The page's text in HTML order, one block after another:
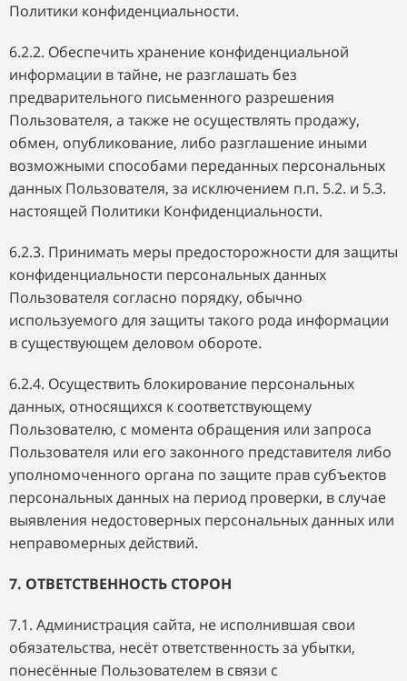
Политики конфиденциальности.
6.2.2. Обеспечить хранение конфиденциальной
информации в тайне, не разглашать без
предварительного письменного разрешения
Пользователя, а также не осуществлять продажу,
обмен, опубликование, либо разглашение иными
возможными способами переданных персональных
данных Пользователя, за исключением п.п. 5.2. и 5.3.
настоящей Политики Конфиденциальности.
6.2.3. Принимать меры предосторожности для защиты
конфиденциальности персональных данных
Пользователя согласно порядку, обычно
используемого для защиты такого рода информации
в существующем деловом обороте.
6.2.4. Осуществить блокирование персональных
данных, относящихся к соответствующему
Пользователю, с момента обращения или запроса
Пользователя или его законного представителя либо
уполномоченного органа по защите прав субъектов
персональных данных на период проверки, в случае
выявления недостоверных персональных данных или
неправомерных действий.
7. ОТВЕТСТВЕННОСТЬ СТОРОН
7.1. Администрация сайта, не исполнившая свои
обязательства, несёт ответственность за убытки,
понесённые Пользователем в связи с